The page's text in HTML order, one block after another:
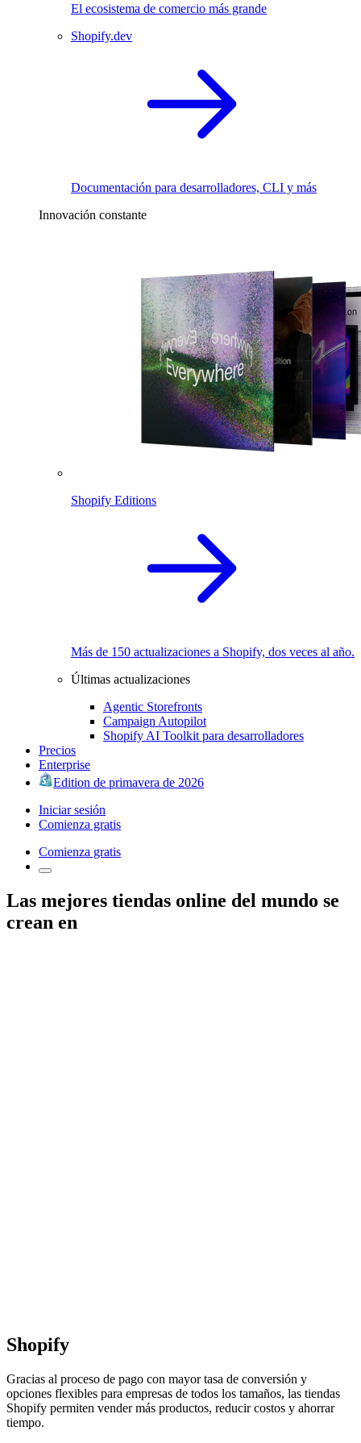
El ecosistema de comercio más grande
Shopify.dev
Documentación para desarrolladores, CLI y más
Innovación constante
Shopify Editions
Más de 150 actualizaciones a Shopify, dos veces al año.
Últimas actualizaciones
Agentic Storefronts
Campaign Autopilot
Shopify AI Toolkit para desarrolladores
Precios
Enterprise
Edition de primavera de 2026
Iniciar sesión
Comienza gratis
Comienza gratis
Las mejores tiendas online del mundo se
crean en
Shopify
Gracias al proceso de pago con mayor tasa de conversión y
opciones flexibles para empresas de todos los tamaños, las tiendas
Shopify permiten vender más productos, reducir costos y ahorrar
tiempo.